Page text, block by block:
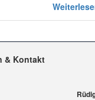
& Kontakt